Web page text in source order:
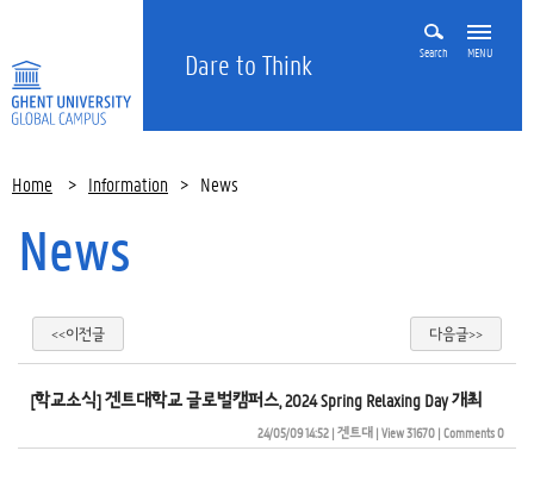
Dare to Think Search MENU
Home > Information > News
News
<<이전글 다음글>>
[학교소식] 겐트대학교 글로벌캠퍼스, 2024 Spring Relaxing Day 개최
24/05/09 14:52| 겐트대| View 31670| Comments 0